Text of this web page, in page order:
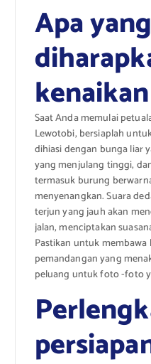
Apa yang
Saat Anda memulai
Lewotobi, bersiaplah
dihiasi dengan bunga liar
yang menjulang tinggi,
termasuk burung
menyenangkan. Suara
terjun yang jauh akan
jalan, menciptakan
Pastikan untuk membawa
pemandangan yang
peluang untuk foto -foto